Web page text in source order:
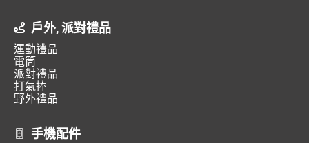
戶外, 派對禮品
運動禮品
電筒
派對禮品
打氣捧
野外禮品
手機配件